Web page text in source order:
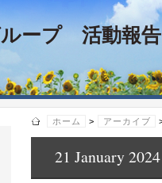
ループ 活動報告
ホーム > アーカイブ
21 January 2024